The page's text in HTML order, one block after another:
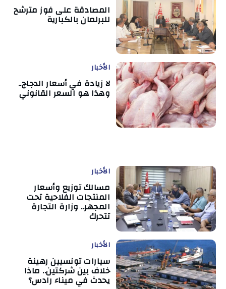
المصادقة على فوز مترشح
للبرلمان بالكبارية
الأخبار
لا زيادة في أسعار الدجاج..
وهذا هو السعر القانوني
الأخبار
مسالك توزيع وأسعار
المنتجات الفلاحية تحت
المجهر.. وزارة التجارة
تتحرك
الأخبار
سيارات تونسيين رهينة
خلاف بين شركتين.. ماذا
يحدث في ميناء رادس؟